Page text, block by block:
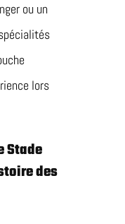
ou un
lors
Stade
des